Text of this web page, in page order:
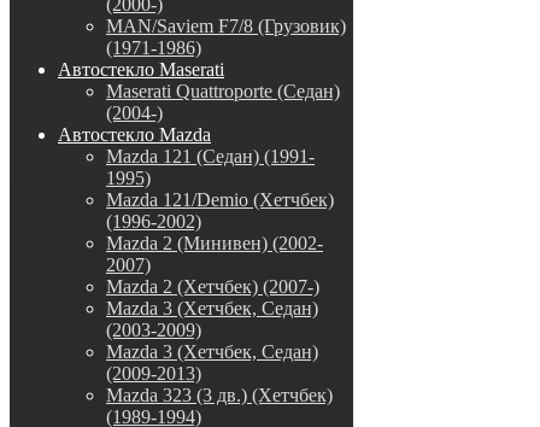
MAN/Saviem F7/8 (Грузовик)
(1971-1986)
Автостекло Maserati
Maserati Quattroporte (Седан)
(2004-)
Автостекло Mazda
Mazda 121 (Седан) (1991-
1995)
Mazda 121/Demio (Хетчбек)
(1996-2002)
Mazda 2 (Минивен) (2002-
2007)
Mazda 2 (Хетчбек) (2007-)
Mazda 3 (Хетчбек, Седан)
(2003-2009)
Mazda 3 (Хетчбек, Седан)
(2009-2013)
Mazda 323 (3 дв.) (Хетчбек)
(1989-1994)